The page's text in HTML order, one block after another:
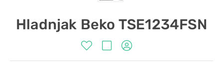
Hladnjak Beko TSE1234FSN